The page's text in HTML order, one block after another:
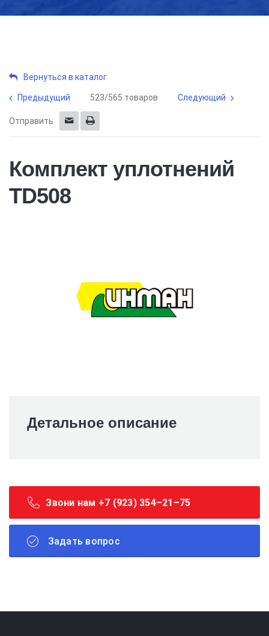
Вернуться в каталог
Предыдущий 523/565 товаров Следующий
Отправить
Комплект уплотнений
TD508
Детальное описание
Звони нам +7 (923) 354–21–75
Задать вопрос